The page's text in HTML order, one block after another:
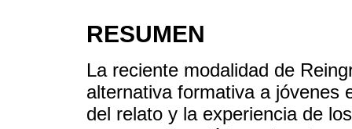
RESUMEN
La reciente modalidad de
alternativa formativa a jóvenes
del relato y la experiencia de